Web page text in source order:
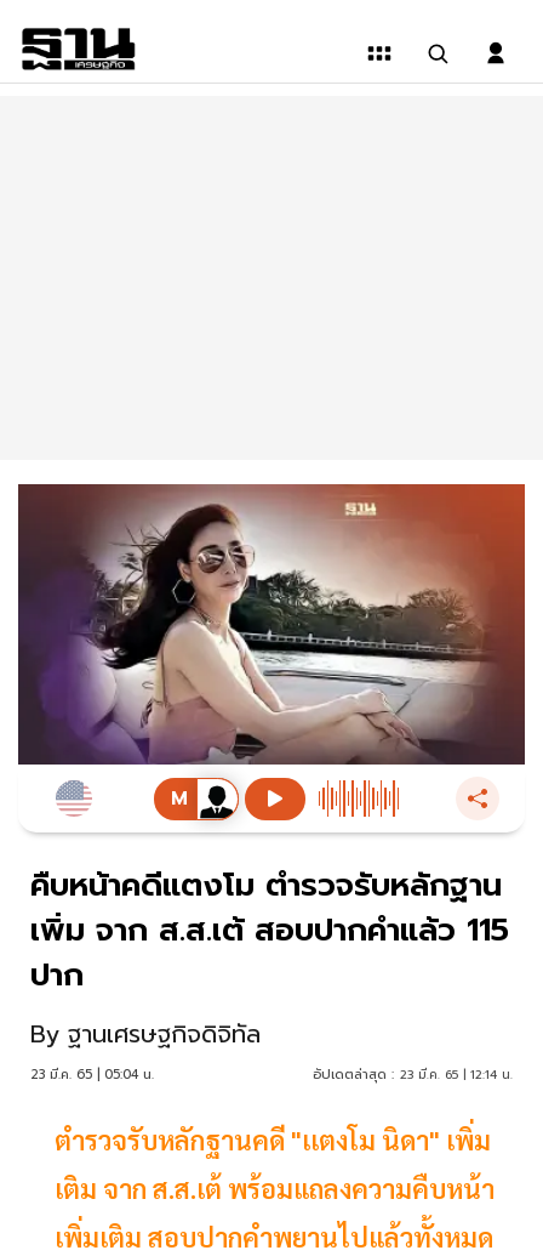
คืบหน้าคดีแตงโม ตำรวจรับหลักฐาน
เพิ่ม จาก ส.ส.เต้ สอบปากคำแล้ว 115
ปาก
By ฐานเศรษฐกิจดิจิทัล
23 มี.ค. 65 | 05:04 น. อัปเดตล่าสุด : 23 มี.ค. 65 | 12:14 น.
ตำรวจรับหลักฐานคดี "เเตงโม นิดา" เพิ่ม
เติม จาก ส.ส.เต้ พร้อมแถลงความคืบหน้า
เพิ่มเติม สอบปากคำพยานไปแล้วทั้งหมด